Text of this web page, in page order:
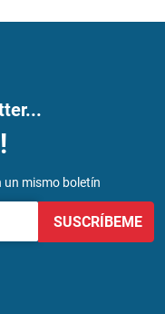
un mismo boletín
SUSCRÍBEME